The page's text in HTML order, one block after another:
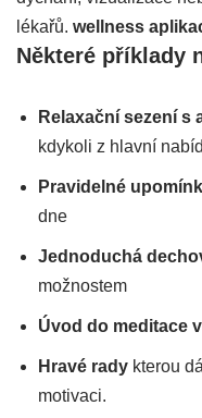
lékařů. wellness
Některé příklady
Relaxační sezení s
kdykoli z hlavní
Pravidelné
dne
Jednoduchá
možnostem
Úvod do meditace
Hravé rady kterou
motivaci.